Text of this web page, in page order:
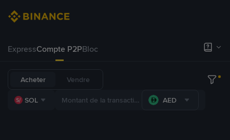
ExpressCompte P2PBloc
Acheter Vendre
SOL AED